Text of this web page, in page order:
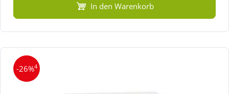
In den Warenkorb
-26%4